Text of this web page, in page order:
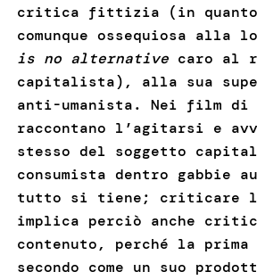
critica fittizia (in quanto
comunque ossequiosa alla
is no alternativecaro al
capitalista), alla sua
anti-umanista. Nei film di
raccontano l’agitarsi e
stesso del soggetto
consumista dentro gabbie
tutto si tiene; criticare
implica perciò anche
contenuto, perché la
secondo come un suo